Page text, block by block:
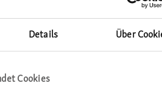
Details Über
Cookies